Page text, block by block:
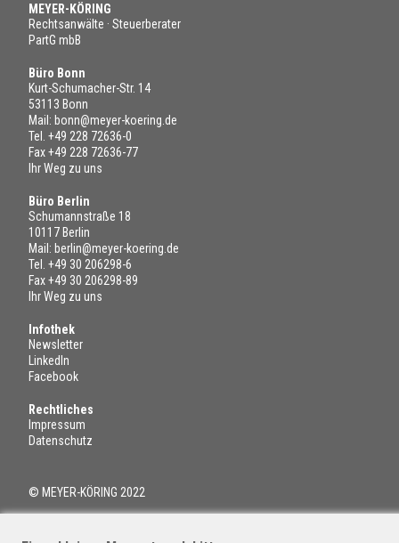
MEYER-KÖRING
Rechtsanwälte · Steuerberater
PartG mbB
Büro Bonn
Kurt-Schumacher-Str. 14
53113 Bonn
Mail: bonn@meyer-koering.de
Tel. +49 228 72636-0
Fax +49 228 72636-77
Ihr Weg zu uns
Büro Berlin
Schumannstraße 18
10117 Berlin
Mail: berlin@meyer-koering.de
Tel. +49 30 206298-6
Fax +49 30 206298-89
Ihr Weg zu uns
Infothek
Newsletter
LinkedIn
Facebook
Rechtliches
Impressum
Datenschutz
© MEYER-KÖRING 2022